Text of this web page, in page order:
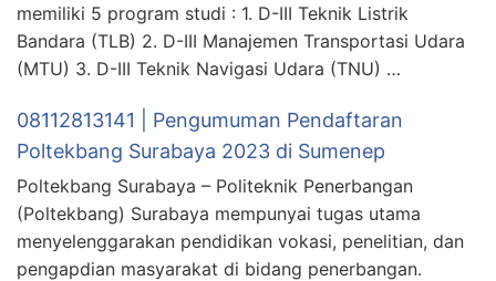
memiliki 5 program studi : 1. D-III Teknik Listrik
Bandara (TLB) 2. D-III Manajemen Transportasi Udara
(MTU) 3. D-III Teknik Navigasi Udara (TNU) …
08112813141 | Pengumuman Pendaftaran
Poltekbang Surabaya 2023 di Sumenep
Poltekbang Surabaya – Politeknik Penerbangan
(Poltekbang) Surabaya mempunyai tugas utama
menyelenggarakan pendidikan vokasi, penelitian, dan
pengapdian masyarakat di bidang penerbangan.